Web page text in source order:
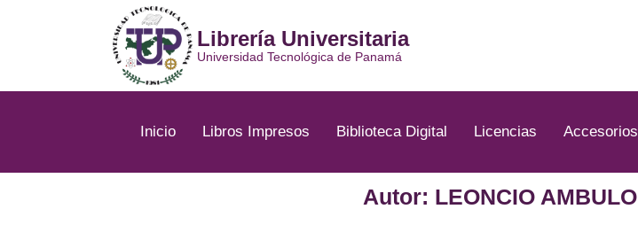
Librería Universitaria
Universidad Tecnológica de Panamá
Inicio Libros Impresos Biblioteca Digital Licencias Accesorios
Autor: LEONCIO AMBULO